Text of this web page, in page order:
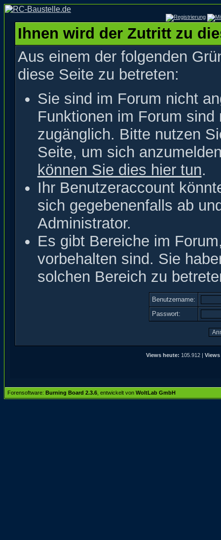
Ihnen wird der Zutritt zu
Aus einem der folgenden
diese Seite zu betreten:
Sie sind im Forum nicht
Funktionen im Forum
zugänglich. Bitte nutzen
Seite, um sich
können Sie dies hier tun.
Ihr Benutzeraccount
sich gegebenenfalls ab
Administrator.
Es gibt Bereiche im
vorbehalten sind. Sie
solchen Bereich zu
Benutzername:
Passwort:
Views heute: 105.912 |
Forensoftware: Burning Board 2.3.6 , entwickelt von WoltLab GmbH